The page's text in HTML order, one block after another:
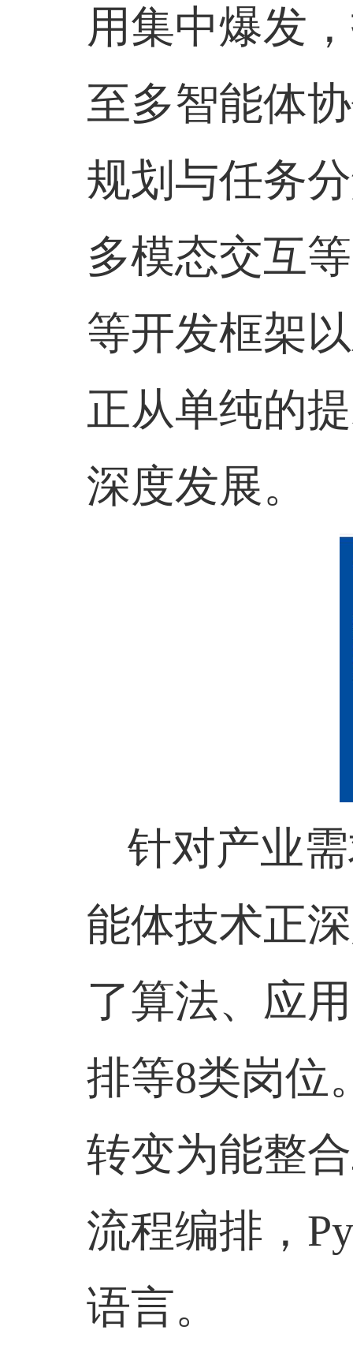
用集中爆发
至多智能体
规划与任务
多模态交互
等开发框架
正从单纯的
深度发展。
针对产业
能体技术正
了算法、应
排等8类岗位
转变为能整
流程编排，
语言。